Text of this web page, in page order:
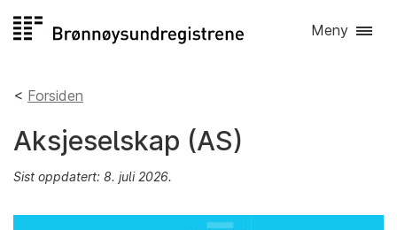
til
Meny
Forsiden
Aksjeselskap (AS)
Sist oppdatert: 8. juli 2026.